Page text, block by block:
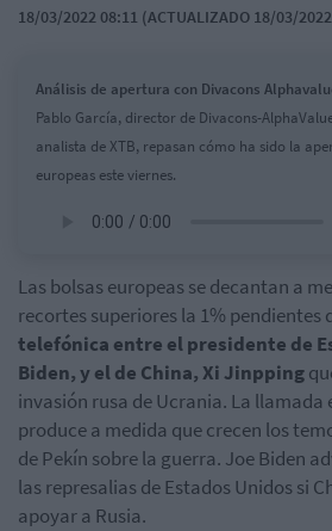
18/03/2022 08:11 (ACTUALIZADO 18/03/
Análisis de apertura con Divacons
Pablo García, director de Divacons-
analista de XTB, repasan cómo ha sido la
europeas este viernes.
Las bolsas europeas se decantan a
recortes superiores la 1% pendientes
telefónica entre el presidente de
Biden, y el de China, Xi Jinpping
invasión rusa de Ucrania. La llamada
produce a medida que crecen los
de Pekín sobre la guerra. Joe Biden
las represalias de Estados Unidos si
apoyar a Rusia.